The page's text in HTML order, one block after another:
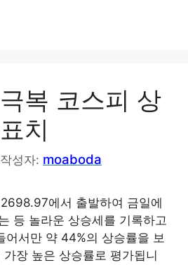
복 코스피 상
치
작성자: moaboda
에서 출발하여 금일에
등 놀라운 상승세를 기록하고
어서만 약 44%의 상승률을 보
장 높은 상승률로 평가됩니